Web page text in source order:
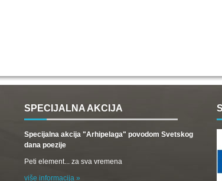
SPECIJALNA AKCIJA
Specijalna akcija "Arhipelaga" povodom Svetskog
dana poezije
Peti element... za sva vremena
više informacija »